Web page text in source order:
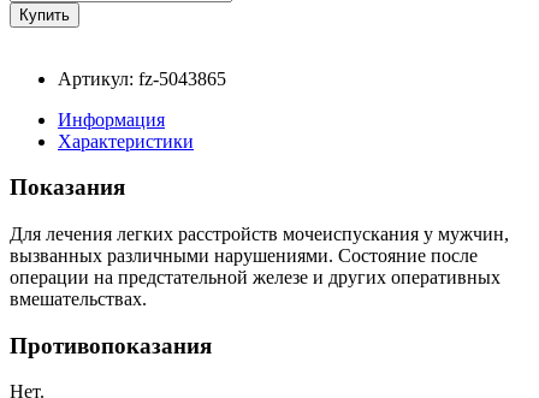
Артикул: fz-5043865
Информация
Характеристики
Показания
Для лечения легких расстройств мочеиспускания у мужчин,
вызванных различными нарушениями. Состояние после
операции на предстательной железе и других оперативных
вмешательствах.
Противопоказания
Нет.